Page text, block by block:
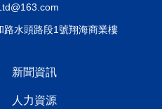
路水頭路段1號翔海商業樓
新聞資訊
人力資源